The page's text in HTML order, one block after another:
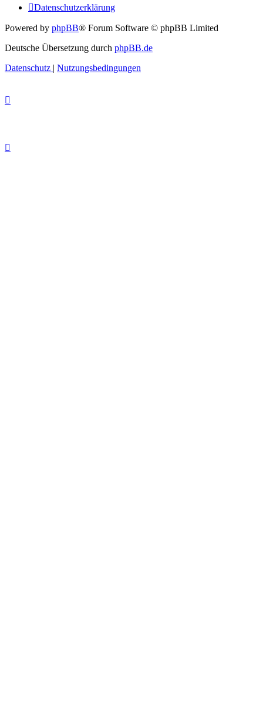
Datenschutzerklärung
Powered by phpBB® Forum Software © phpBB Limited
Deutsche Übersetzung durch phpBB.de
Datenschutz | Nutzungsbedingungen